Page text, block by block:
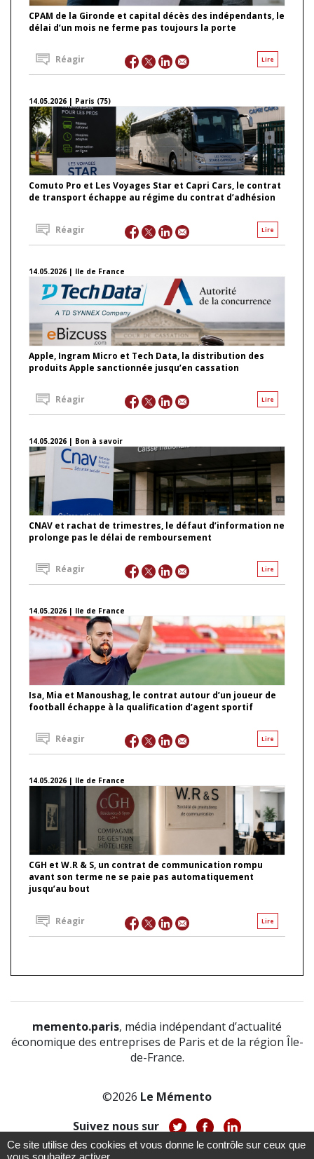
CPAM de la Gironde et capital décès des indépendants, le
délai d’un mois ne ferme pas toujours la porte
Lire
Réagir
14.05.2026 | Paris (75)
Comuto Pro et Les Voyages Star et Capri Cars, le contrat
de transport échappe au régime du contrat d’adhésion
Lire
Réagir
14.05.2026 | Ile de France
Apple, Ingram Micro et Tech Data, la distribution des
produits Apple sanctionnée jusqu’en cassation
Lire
Réagir
14.05.2026 | Bon à savoir
CNAV et rachat de trimestres, le défaut d’information ne
prolonge pas le délai de remboursement
Lire
Réagir
14.05.2026 | Ile de France
Isa, Mia et Manoushag, le contrat autour d’un joueur de
football échappe à la qualification d’agent sportif
Lire
Réagir
14.05.2026 | Ile de France
CGH et W.R & S, un contrat de communication rompu
avant son terme ne se paie pas automatiquement
jusqu’au bout
Lire
Réagir
memento.paris, média indépendant d’actualité
économique des entreprises de Paris et de la région Île-
de-France.
©2026 Le Mémento
Suivez nous sur
Ce site utilise des cookies et vous donne le contrôle sur ceux que
vous souhaitez activer